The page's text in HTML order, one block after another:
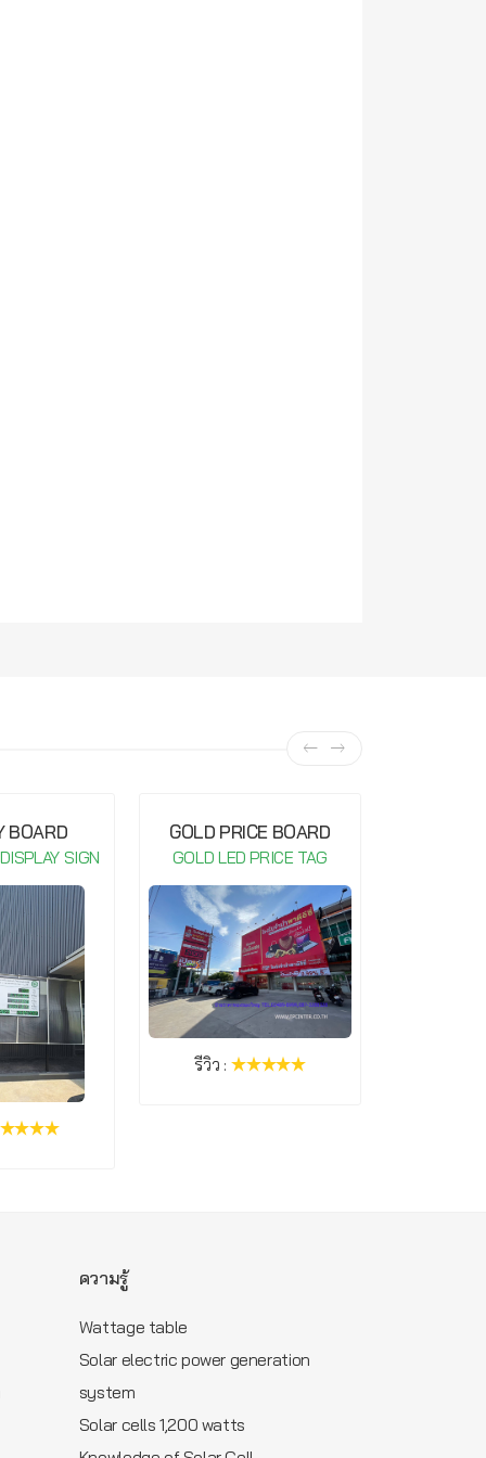
BOARD
SIGN
GOLD PRICE BOARD
GOLD LED PRICE TAG
รีวิว :
ความรู้
Wattage table
Solar electric power generation
system
Solar cells 1,200 watts